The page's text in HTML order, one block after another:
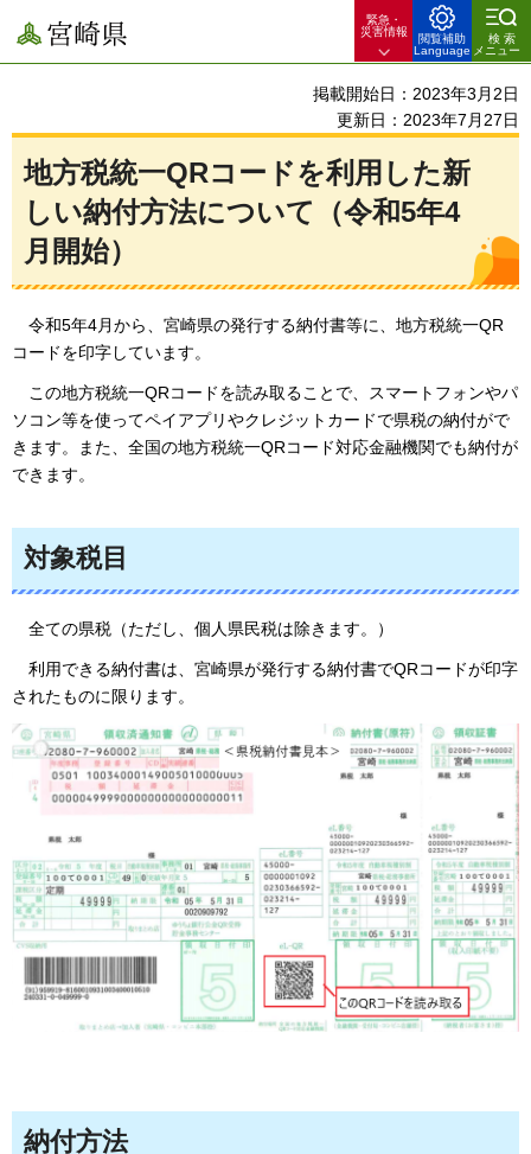
宮崎県
緊急・
災害情報
閲覧補助
Language
検索
メニュー
掲載開始日：2023年3月2日
更新日：2023年7月27日
地方税統一QRコードを利用した新
しい納付方法について（令和5年4
月開始）
令和5年4月から、宮崎県の発行する納付書等に、地方税統一QR
コードを印字しています。
この地方税統一QRコードを読み取ることで、スマートフォンやパ
ソコン等を使ってペイアプリやクレジットカードで県税の納付がで
きます。また、全国の地方税統一QRコード対応金融機関でも納付が
できます。
対象税目
全ての県税（ただし、個人県民税は除きます。）
利 用できる納付書は、宮崎県が発行する納付書でQRコードが印字
されたものに限ります。
納付方法